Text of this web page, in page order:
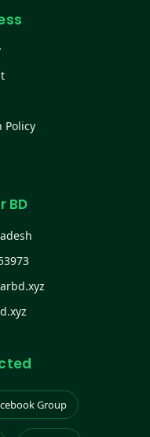
Policy
BD
Group